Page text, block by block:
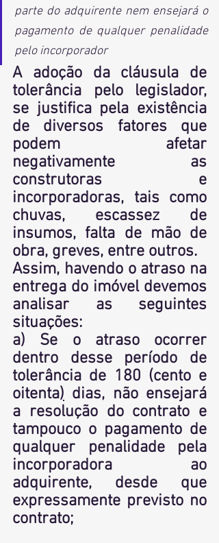
parte do adquirente nem ensejará o
pagamento de qualquer penalidade
pelo incorporador
A adoção da cláusula de
tolerância pelo legislador,
se justifica pela existência
de diversos fatores que
podem afetar
negativamente as
construtoras e
incorporadoras, tais como
chuvas, escassez de
insumos, falta de mão de
obra, greves, entre outros.
Assim, havendo o atraso na
entrega do imóvel devemos
analisar as seguintes
situações:
dentro desse período de
tolerância de 180 (cento e
oitenta) dias, não ensejará
a resolução do contrato e
tampouco o pagamento de
qualquer penalidade pela
incorporadora ao
adquirente, desde que
expressamente previsto no
contrato;